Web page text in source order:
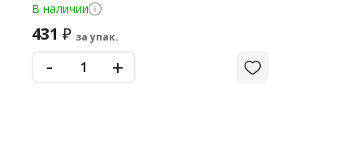
В наличии
431 ₽ за упак.
- +